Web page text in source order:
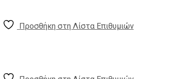
Προσθήκη στη Λίστα Επιθυμιών